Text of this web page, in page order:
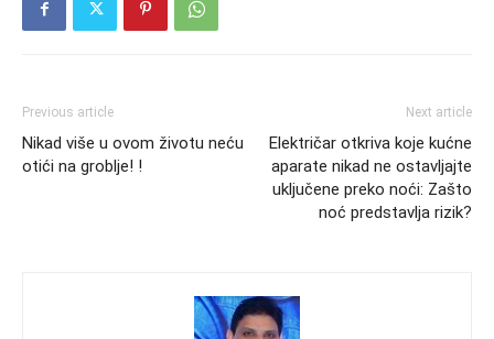
Previous article
Nikad više u ovom životu neću
otići na groblje! !
Next article
Električar otkriva koje kućne
aparate nikad ne ostavljajte
uključene preko noći: Zašto
noć predstavlja rizik?